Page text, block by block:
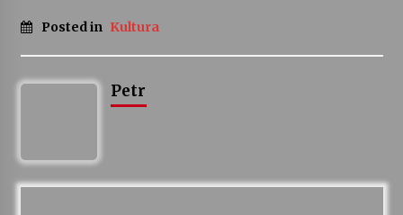
22. 7. 2026
Posted in Kultura
Petr